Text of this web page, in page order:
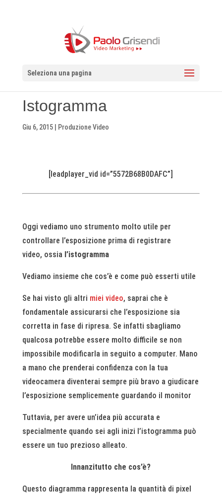
Seleziona una pagina
Istogramma
Giu 6, 2015| Produzione Video
[leadplayer_vid id=”5572B68B0DAFC”]
Oggi vediamo uno strumento molto utile per
controllare l’esposizione prima di registrare
video, ossia l’istogramma
Vediamo insieme che cos’è e come può esserti utile
Se hai visto gli altri miei video, saprai che è
fondamentale assicurarsi che l’esposizione sia
corretta in fase di ripresa. Se infatti sbagliamo
qualcosa potrebbe essere molto difficile se non
impossibile modificarla in seguito a computer. Mano
a mano che prenderai confidenza con la tua
videocamera diventerai sempre più bravo a giudicare
l’esposizione semplicemente guardando il monitor
Tuttavia, per avere un’idea più accurata e
specialmente quando sei agli inizi l’istogramma può
essere un tuo prezioso alleato.
Innanzitutto che cos’è?
Questo diagramma rappresenta la quantità di pixel